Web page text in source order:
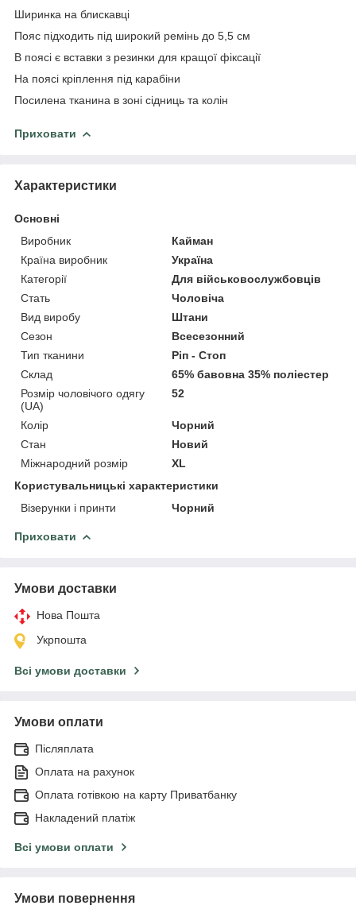
Ширинка на блискавці
Пояс підходить під широкий ремінь до 5,5 см
В поясі є вставки з резинки для кращої фіксації
На поясі кріплення під карабіни
Посилена тканина в зоні сідниць та колін
Приховати
Характеристики
Основні
Виробник
Кайман
Країна виробник
Україна
Категорії
Для військовослужбовців
Стать
Чоловіча
Вид виробу
Штани
Сезон
Всесезонний
Тип тканини
Ріп - Стоп
Склад
65% бавовна 35% поліестер
Розмір чоловічого одягу
(UA)
52
Колір
Чорний
Стан
Новий
Міжнародний розмір
XL
Користувальницькі характеристики
Візерунки і принти
Чорний
Приховати
Умови доставки
Нова Пошта
Укрпошта
Всі умови доставки
Умови оплати
Післяплата
Оплата на рахунок
Оплата готівкою на карту Приватбанку
Накладений платіж
Всі умови оплати
Умови повернення